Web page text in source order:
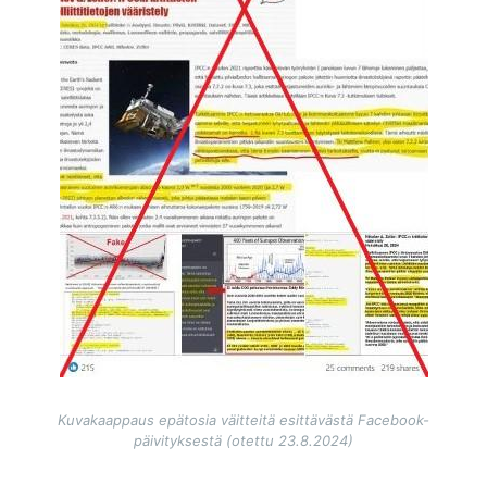
Kuvakaappaus epätosia väitteitä esittävästä Facebook-
päivityksestä (otettu 23.8.2024)